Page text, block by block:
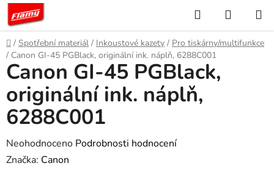
Přejít
obsah
Hledat
KOŠÍK
Domů
/ Spotřební materiál / Inkoustové kazety / Pro tiskárny/multifunkce
/ Canon GI-45 PGBlack, originální ink. náplň, 6288C001
Canon GI-45 PGBlack,
originální ink. náplň,
6288C001
Průměrné
hodnocení
Neohodnoceno Podrobnosti hodnocení
Značka: Canon